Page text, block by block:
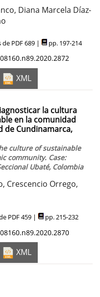
Diana Marcela Díaz-
de PDF 689 | pp. 197-214
XML
la cultura
en la comunidad
de Cundinamarca,
culture of sustainable
community. Case:
Ubaté, Colombia
Crescencio Orrego,
PDF 459 | pp. 215-232
XML